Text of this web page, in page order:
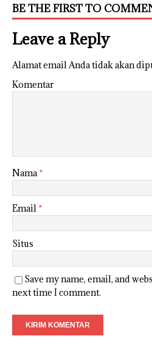
BE THE FIRST TO
Leave a Reply
Alamat email Anda tidak akan
Komentar
Nama*
Email *
Situs
Save my name, email, and
next time I comment.